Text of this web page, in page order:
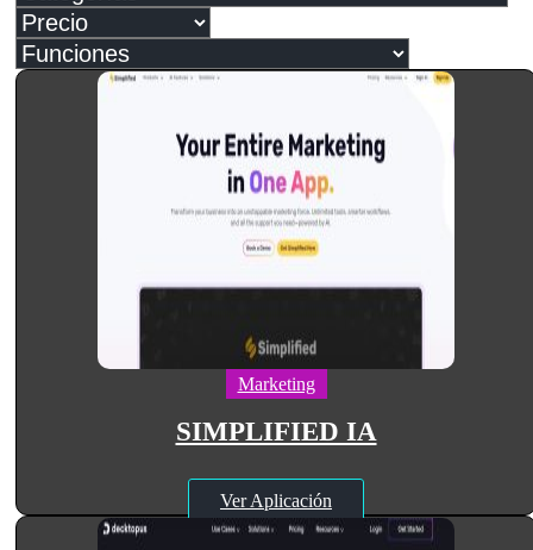
Marketing
SIMPLIFIED IA
Ver Aplicación